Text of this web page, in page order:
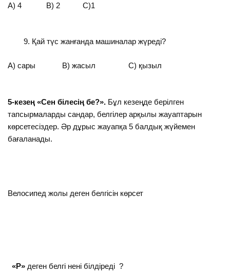
А) 4 В) 2 С)1
Қай түс жанғанда машиналар жүреді?
А) сары В) жасыл С) қызыл
5-кезең «Сен білесің бе?». Бұл кезеңде берілген
тапсырмаларды сандар, белгілер арқылы жауаптарын
көрсетесіздер. Әр дұрыс жауапқа 5 балдық жүйемен
бағаланады.
Велосипед жолы деген белгісін көрсет
«Р» деген белгі нені білдіреді ?